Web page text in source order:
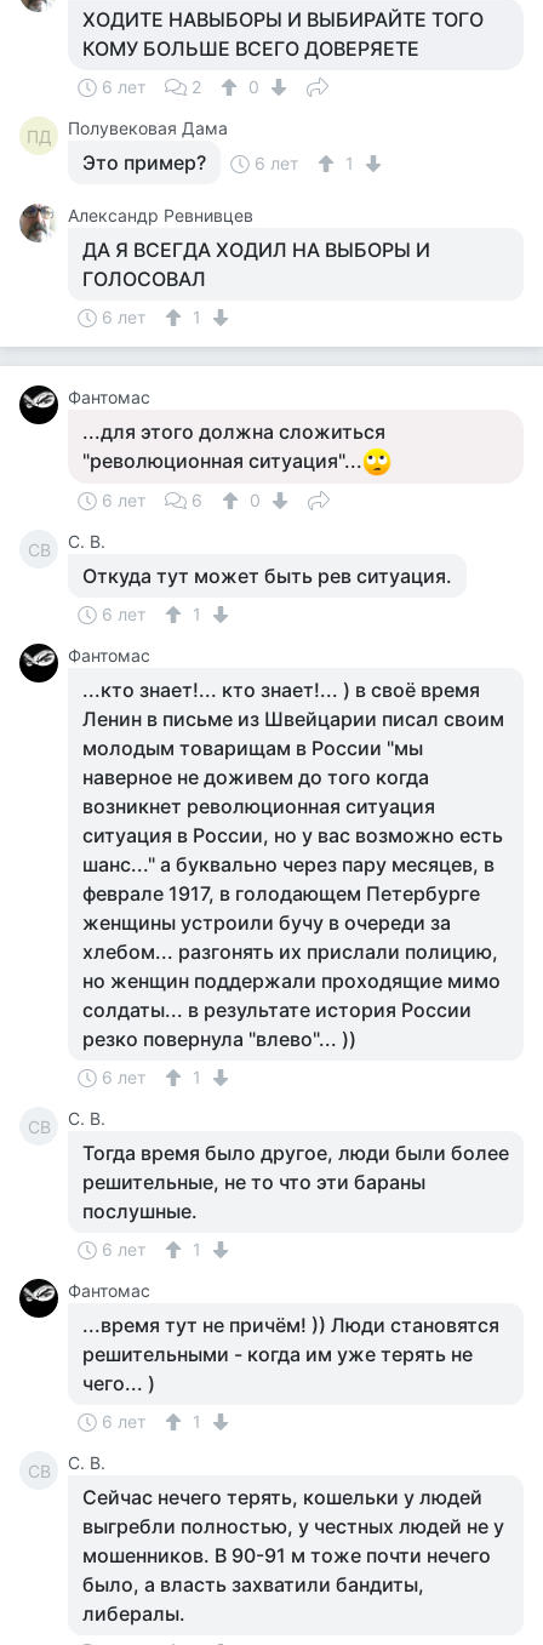
ХОДИТЕ НАВЫБОРЫ И ВЫБИРАЙТЕ ТОГО
КОМУ БОЛЬШЕ ВСЕГО ДОВЕРЯЕТЕ
6 лет 2 0
ПД Полувековая Дама
Это пример? 6 лет 1
Александр Ревнивцев
ДА Я ВСЕГДА ХОДИЛ НА ВЫБОРЫ И
ГОЛОСОВАЛ
6 лет 1
Фантомас
...для этого должна сложиться
"революционная ситуация"...
6 лет 6 0
СВ С. В.
Откуда тут может быть рев ситуация.
6 лет
1
Фантомас
...кто знает!... кто знает!... ) в своё время
Ленин в письме из Швейцарии писал своим
молодым товарищам в России "мы
наверное не доживем до того когда
возникнет революционная ситуация
ситуация в России, но у вас возможно есть
шанс..." а буквально через пару месяцев, в
феврале 1917, в голодающем Петербурге
женщины устроили бучу в очереди за
хлебом... разгонять их прислали полицию,
но женщин поддержали проходящие мимо
солдаты... в результате история России
резко повернула "влево"... ))
6 лет 1
СВ С. В.
Тогда время было другое, люди были более
решительные, не то что эти бараны
послушные.
6 лет
1
Фантомас
...время тут не причём! )) Люди становятся
решительными - когда им уже терять не
чего... )
6 лет 1
СВ С. В.
Сейчас нечего терять, кошельки у людей
выгребли полностью, у честных людей не у
мошенников. В 90-91 м тоже почти нечего
было, а власть захватили бандиты,
либералы.